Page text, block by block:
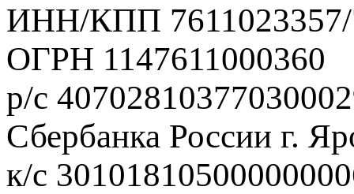
ИНН/КПП 7611023357/
ОГРН 1147611000360
р/с
Сбербанка России г.
к/с